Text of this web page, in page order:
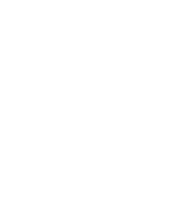
มหนา Plastic Pliers